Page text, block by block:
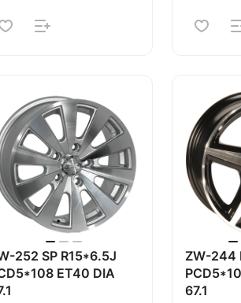
252 SP R15*6.5J
ET40 DIA
ZW-244
67.1